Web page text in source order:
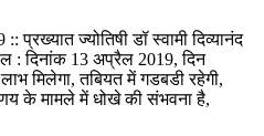
ज्योतिषी डॉ स्वामी दिव्यानंद
: दिनांक 13 अप्रैल 2019, दिन
मिलेगा, तबियत में गडबडी रहेगी,
के मामले में धोखे की संभवना है,